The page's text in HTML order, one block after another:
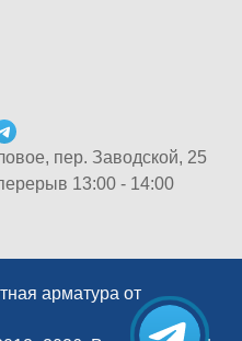
пер. Заводской, 25
13:00 - 14:00
арматура от